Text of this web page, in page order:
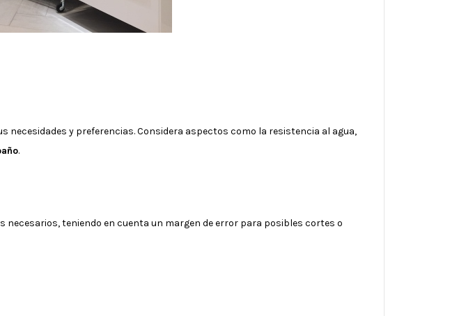
necesidades y preferencias. Considera aspectos como la resistencia al agua,
.
necesarios, teniendo en cuenta un margen de error para posibles cortes o